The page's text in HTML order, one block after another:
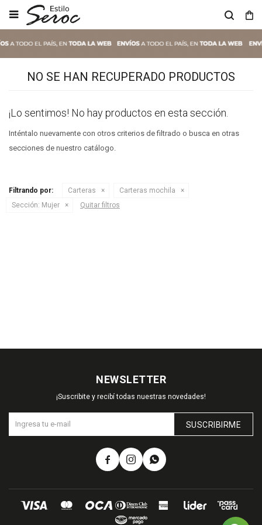

NO SE HAN RECUPERADO PRODUCTOS
¡Lo sentimos! No hay productos en esta sección.
Inténtalo nuevamente con otros criterios de filtrado o busca en otras
secciones de nuestro catálogo.
Filtrando por: Carteras
Carteras mochila
Sección: Mujer Quitar filtros
NEWSLETTER
¡Suscribite y recibí todas nuestras novedades!
SUSCRIBIRME
  